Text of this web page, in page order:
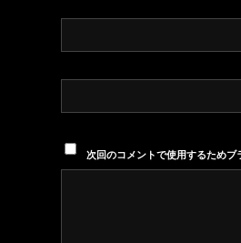
次回のコメントで使用するためブ